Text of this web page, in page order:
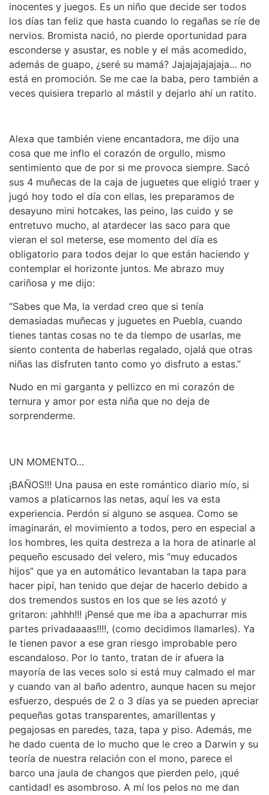
inocentes y juegos. Es un niño que decide ser todos
los días tan feliz que hasta cuando lo regañas se ríe de
nervios. Bromista nació, no pierde oportunidad para
esconderse y asustar, es noble y el más acomedido,
además de guapo, ¿seré su mamá? Jajajajajajaja… no
está en promoción. Se me cae la baba, pero también a
veces quisiera treparlo al mástil y dejarlo ahí un ratito.
Alexa que también viene encantadora, me dijo una
cosa que me inflo el corazón de orgullo, mismo
sentimiento que de por si me provoca siempre. Sacó
sus 4 muñecas de la caja de juguetes que eligió traer y
jugó hoy todo el día con ellas, les preparamos de
desayuno mini hotcakes, las peino, las cuido y se
entretuvo mucho, al atardecer las saco para que
vieran el sol meterse, ese momento del día es
obligatorio para todos dejar lo que están haciendo y
contemplar el horizonte juntos. Me abrazo muy
cariñosa y me dijo:
“Sabes que Ma, la verdad creo que si tenía
demasiadas muñecas y juguetes en Puebla, cuando
tienes tantas cosas no te da tiempo de usarlas, me
siento contenta de haberlas regalado, ojalá que otras
niñas las disfruten tanto como yo disfruto a estas.”
Nudo en mi garganta y pellizco en mi corazón de
ternura y amor por esta niña que no deja de
sorprenderme.
UN MOMENTO…
¡BAÑOS!!! Una pausa en este romántico diario mío, si
vamos a platicarnos las netas, aquí les va esta
experiencia. Perdón si alguno se asquea. Como se
imaginarán, el movimiento a todos, pero en especial a
los hombres, les quita destreza a la hora de atinarle al
pequeño escusado del velero, mis “muy educados
hijos” que ya en automático levantaban la tapa para
hacer pipí, han tenido que dejar de hacerlo debido a
dos tremendos sustos en los que se les azotó y
gritaron: ¡ahhh!!! ¡Pensé que me iba a apachurrar mis
partes privadaaaas!!!!, (como decidimos llamarles). Ya
le tienen pavor a ese gran riesgo improbable pero
escandaloso. Por lo tanto, tratan de ir afuera la
mayoría de las veces solo si está muy calmado el mar
y cuando van al baño adentro, aunque hacen su mejor
esfuerzo, después de 2 o 3 días ya se pueden apreciar
pequeñas gotas transparentes, amarillentas y
pegajosas en paredes, taza, tapa y piso. Además, me
he dado cuenta de lo mucho que le creo a Darwin y su
teoría de nuestra relación con el mono, parece el
barco una jaula de changos que pierden pelo, ¡qué
cantidad! es asombroso. A mí los pelos no me dan